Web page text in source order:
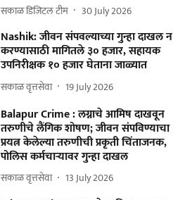
सकाळ डिजिटल टीम 30 July 2026
Nashik: जीवन संपवल्याच्या गुन्हा दाखल न
करण्यासाठी मागितले ३० हजार, सहायक
उपनिरीक्षक १० हजार घेताना जाळ्यात
सकाळ वृत्तसेवा 19 July 2026
Balapur Crime : लग्नाचे आमिष दाखवून
तरुणीचे लैंगिक शोषण; जीवन संपविण्याचा
प्रयत्न केलेल्या तरुणीची प्रकृती चिंताजनक,
पोलिस कर्मचाऱ्यावर गुन्हा दाखल
सकाळ वृत्तसेवा 13 July 2026